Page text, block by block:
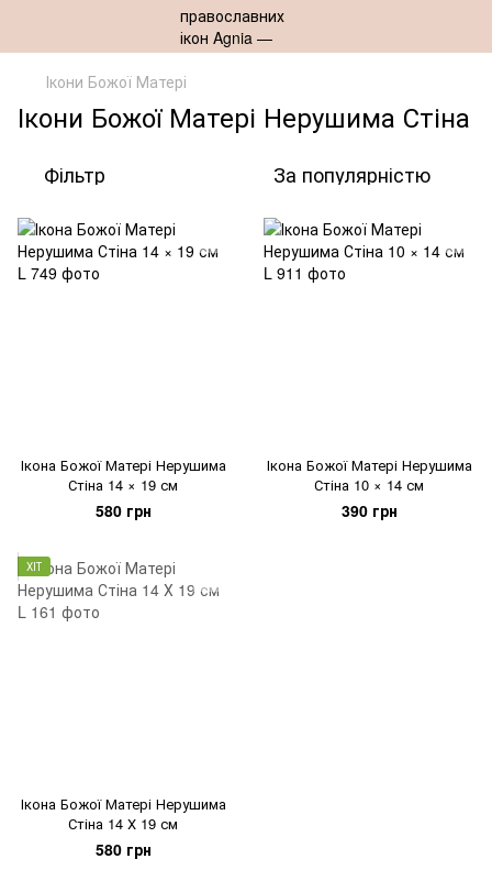
Ікони Божої Матері
Ікони Божої Матері Нерушима Стіна
Фільтр За популярністю
Ікона Божої Матері Нерушима
Стіна 14 × 19 см
580 грн
Ікона Божої Матері Нерушима
Стіна 10 × 14 см
390 грн
ХІТ
Ікона Божої Матері Нерушима
Стіна 14 Х 19 см
580 грн